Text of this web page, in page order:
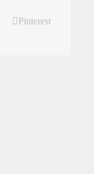
Pinterest